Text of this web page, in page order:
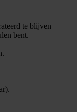
te blijven
bent.